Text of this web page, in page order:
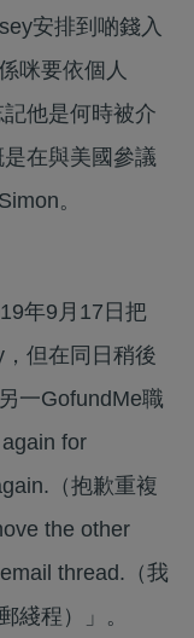
安排到啲錢入
咪要依個人
記他是何時被介
在與美國參議
。
年9月17日把
但在同日稍後
一GofundMe職
for
（抱歉重複
the other
thread.（我
綫程）」。